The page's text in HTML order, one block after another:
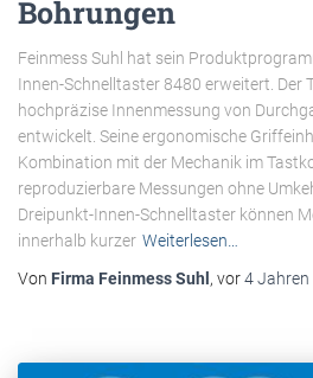
Bohrungen
Feinmess Suhl hat sein
Innen-Schnelltaster 8480 erweitert. Der
hochpräzise Innenmessung von
entwickelt. Seine ergonomische
Kombination mit der Mechanik im
reproduzierbare Messungen ohne
Dreipunkt-Innen-Schnelltaster können
innerhalb kurzer Weiterlesen…
Von Firma Feinmess Suhl , vor4 Jahren